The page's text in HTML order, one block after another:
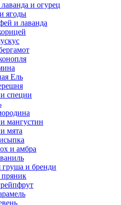
и огурец
ягоды
и лаванда
Ель
специи
мангустин
мята
и амбра
груша и бренди